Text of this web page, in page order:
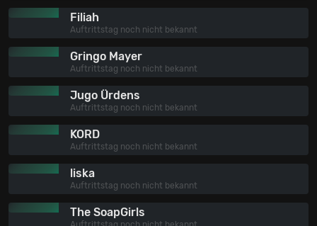
Filiah
Auftrittstag noch nicht bekannt
Gringo Mayer
Auftrittstag noch nicht bekannt
Jugo Ürdens
Auftrittstag noch nicht bekannt
KORD
Auftrittstag noch nicht bekannt
liska
Auftrittstag noch nicht bekannt
The SoapGirls